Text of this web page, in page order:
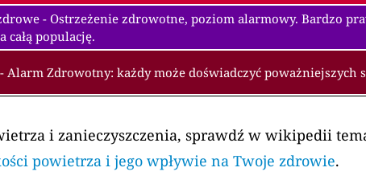
- Ostrzeżenie zdrowotne, poziom alarmowy. Bardzo
całą populację.
- Alarm Zdrowotny: każdy może doświadczyć
i zanieczyszczenia, sprawdź w wikipedii
powietrza i jego wpływie na Twoje zdrowie.